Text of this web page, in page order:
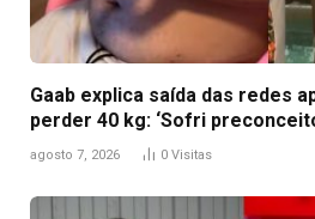
Gaab explica saída das redes
perder 40 kg: ‘Sofri
agosto 7, 2026 0 Visitas